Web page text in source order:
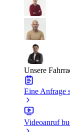
Unsere
Eine Anfrage
Videoanruf